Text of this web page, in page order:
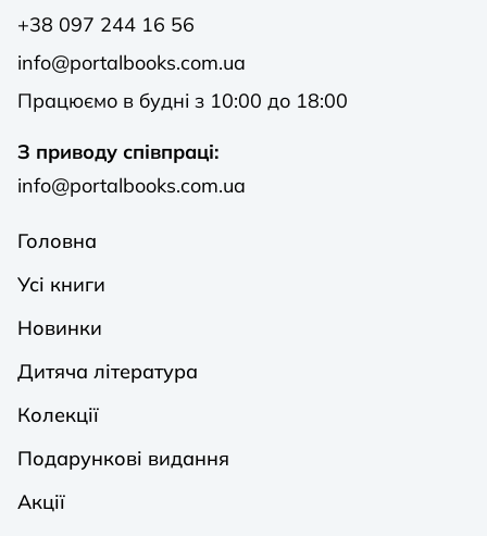
+38 097 244 16 56
info@portalbooks.com.ua
Працюємо в будні з 10:00 до 18:00
З приводу співпраці:
info@portalbooks.com.ua
Головна
Усі книги
Новинки
Дитяча література
Колекції
Подарункові видання
Акції